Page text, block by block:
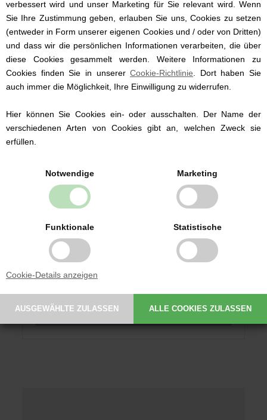
verbessert wird und unser Marketing für Sie relevant wird. Wenn
Sie Ihre Zustimmung geben, erlauben Sie uns, Cookies zu setzen
(entweder in Form unserer eigenen Cookies und / oder von Dritten)
und dass wir die persönlichen Informationen verarbeiten, die über
diese Cookies gesammelt werden. Weitere Informationen zu
Cookies finden Sie in unsererCookie-Richtlinie . Dort haben Sie
auch immer die Möglichkeit, Ihre Einwilligung zu widerrufen.
Hier können Sie Cookies ein- oder ausschalten. Der Name der
verschiedenen Arten von Cookies gibt an, welchen Zweck sie
erfüllen.
Notwendige Marketing
Funktionale Statistische
Cookie-Details anzeigen
Bibs Colour, Sage Night, Leuchtschnuller, Rund Latex, Ab 6
Monate
6,50 EUR